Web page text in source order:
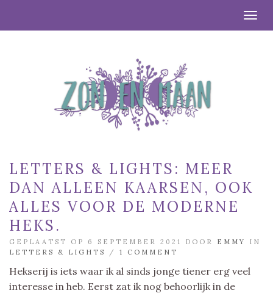
LETTERS & LIGHTS: MEER
DAN ALLEEN KAARSEN, OOK
ALLES VOOR DE MODERNE
HEKS.
GEPLAATST OP 6 SEPTEMBER 2021 DOOR EMMY
IN
LETTERS & LIGHTS
/ 1 COMMENT
Hekserij is iets waar ik al sinds jonge tiener erg veel
interesse in heb. Eerst zat ik nog behoorlijk in de